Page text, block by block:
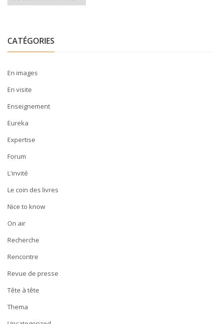
CATÉGORIES
En images
En visite
Enseignement
Eureka
Expertise
Forum
L'invité
Le coin des livres
Nice to know
On air
Recherche
Rencontre
Revue de presse
Tête à tête
Thema